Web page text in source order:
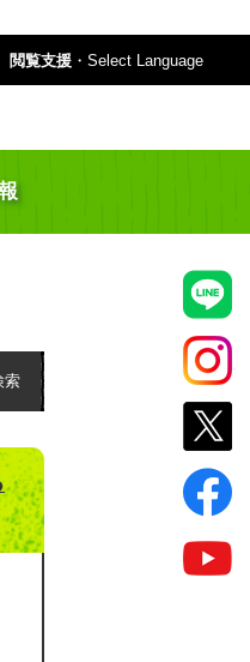
閲覧支援 ・ Select Language
索